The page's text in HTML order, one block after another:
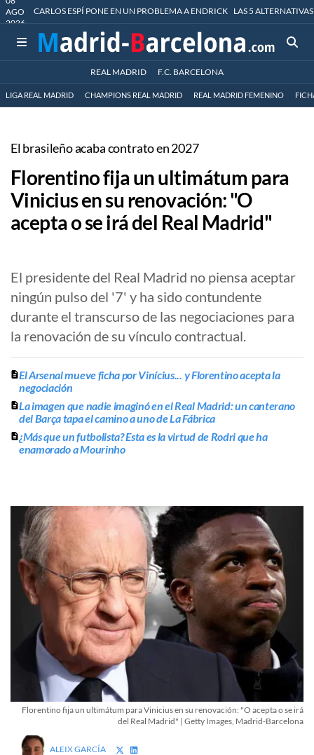
AGO
2026
CARLOS ESPÍ PONE EN UN PROBLEMA A ENDRICK LAS 5
REAL MADRID F.C. BARCELONA
LIGA REAL MADRID CHAMPIONS REAL MADRID REAL MADRID FEMENINO
El brasileño acaba contrato en 2027
Florentino fija un ultimátum para
Vinicius en su renovación: "O
acepta o se irá del Real Madrid"
El presidente del Real Madrid no piensa aceptar
ningún pulso del '7' y ha sido contundente
durante el transcurso de las negociaciones para
la renovación de su vínculo contractual.
El Arsenal mueve ficha por Vinícius... y Florentino acepta la
negociación
La imagen que nadie imaginó en el Real Madrid: un canterano
del Barça tapa el camino a uno de La Fábrica
¿Más que un futbolista? Esta es la virtud de Rodri que ha
enamorado a Mourinho
Florentino fija un ultimátum para Vinicius en su renovación: "O acepta o se irá
del Real Madrid" | Getty Images, Madrid-Barcelona
ALEIX GARCÍA